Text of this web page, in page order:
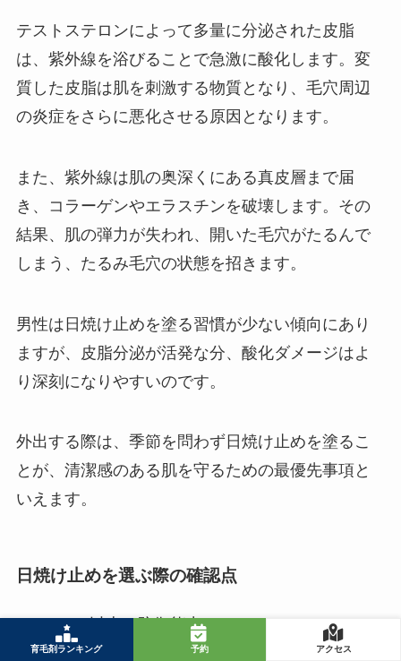
育毛剤ランキング 予約 アクセス
テストステロンによって多量に分泌された皮脂
は、紫外線を浴びることで急激に酸化します。変
質した皮脂は肌を刺激する物質となり、毛穴周辺
の炎症をさらに悪化させる原因となります。
また、紫外線は肌の奥深くにある真皮層まで届
き、コラーゲンやエラスチンを破壊します。その
結果、肌の弾力が失われ、開いた毛穴がたるんで
しまう、たるみ毛穴の状態を招きます。
男性は日焼け止めを塗る習慣が少ない傾向にあり
ますが、皮脂分泌が活発な分、酸化ダメージはよ
り深刻になりやすいのです。
外出する際は、季節を問わず日焼け止めを塗るこ
とが、清潔感のある肌を守るための最優先事項と
いえます。
日焼け止めを選ぶ際の確認点
SPF30以上の防御能力
汗や水に強い耐水性